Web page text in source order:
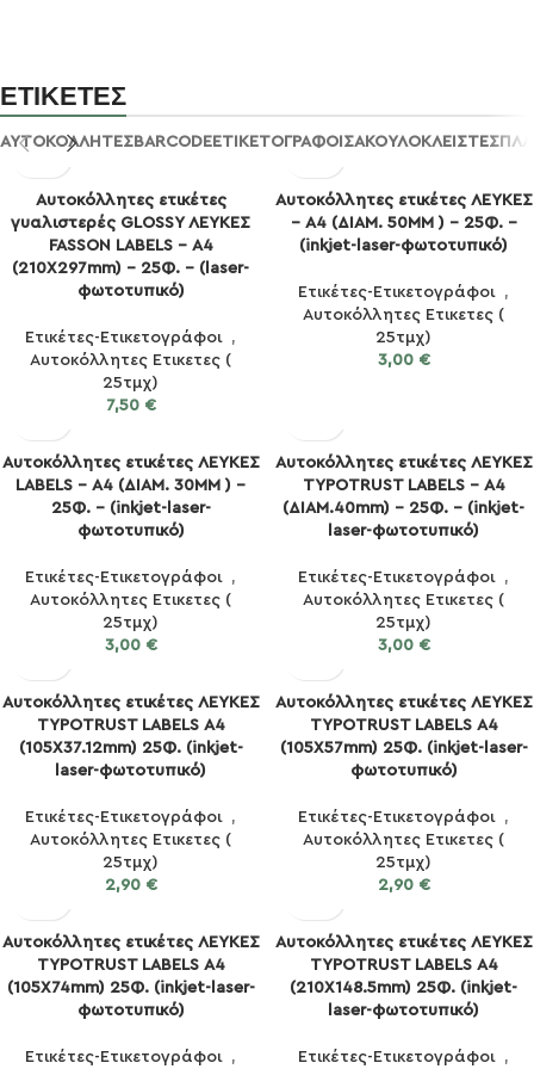
ΕΤΙΚΕΤΕΣ
ΑΥΤΟΚΟΛΛΗΤΕΣ BARCODE ΕΤΙΚΕΤΟΓΡΑΦΟΙ ΣΑΚΟΥΛΟΚΛΕΙΣΤΕΣ
Αυτοκόλλητες ετικέτες
γυαλιστερές GLOSSY ΛΕΥΚΕΣ
FASSON LABELS – Α4
(210X297mm) – 25Φ. – (laser-
φωτοτυπικό)
Ετικέτες-Ετικετογράφοι ,
Αυτοκόλλητες Ετικετες (
25τμχ)
7,50 €
Αυτοκόλλητες ετικέτες ΛΕΥΚΕΣ
– Α4 (ΔΙΑΜ. 50MM ) – 25Φ. –
(inkjet-laser-φωτοτυπικό)
Ετικέτες-Ετικετογράφοι ,
Αυτοκόλλητες Ετικετες (
25τμχ)
3,00 €
Αυτοκόλλητες ετικέτες ΛΕΥΚΕΣ
LABELS – Α4 (ΔΙΑΜ. 30MM ) –
25Φ. – (inkjet-laser-
φωτοτυπικό)
Ετικέτες-Ετικετογράφοι ,
Αυτοκόλλητες Ετικετες (
25τμχ)
3,00 €
Αυτοκόλλητες ετικέτες ΛΕΥΚΕΣ
TYPOTRUST LABELS – Α4
(ΔΙΑΜ.40mm) – 25Φ. – (inkjet-
laser-φωτοτυπικό)
Ετικέτες-Ετικετογράφοι ,
Αυτοκόλλητες Ετικετες (
25τμχ)
3,00 €
Αυτοκόλλητες ετικέτες ΛΕΥΚΕΣ
TYPOTRUST LABELS Α4
(105X37.12mm) 25Φ. (inkjet-
laser-φωτοτυπικό)
Ετικέτες-Ετικετογράφοι ,
Αυτοκόλλητες Ετικετες (
25τμχ)
2,90 €
Αυτοκόλλητες ετικέτες ΛΕΥΚΕΣ
TYPOTRUST LABELS Α4
(105X57mm) 25Φ. (inkjet-laser-
φωτοτυπικό)
Ετικέτες-Ετικετογράφοι ,
Αυτοκόλλητες Ετικετες (
25τμχ)
2,90 €
Αυτοκόλλητες ετικέτες ΛΕΥΚΕΣ
TYPOTRUST LABELS Α4
(105X74mm) 25Φ. (inkjet-laser-
φωτοτυπικό)
Ετικέτες-Ετικετογράφοι ,
Αυτοκόλλητες ετικέτες ΛΕΥΚΕΣ
TYPOTRUST LABELS Α4
(210X148.5mm) 25Φ. (inkjet-
laser-φωτοτυπικό)
Ετικέτες-Ετικετογράφοι ,